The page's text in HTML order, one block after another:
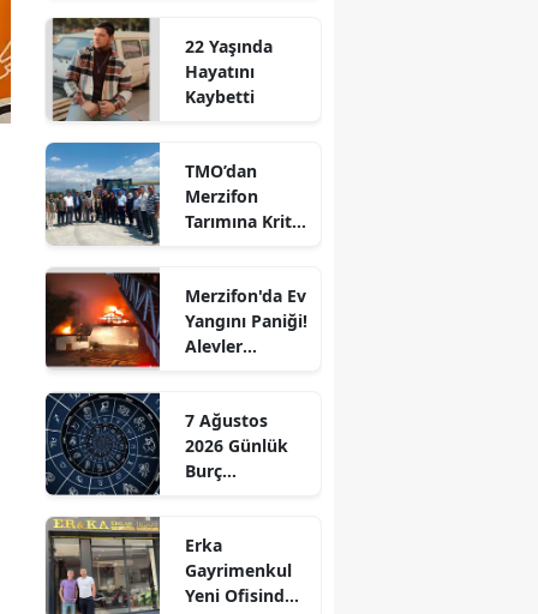
Diyarbakır
Edirne
Erzincan
Eskişehir
Gaziantep
Gümüşhane
Hatay
Isparta
22 Yaşında
Hayatını
Kaybetti
TMO’dan
Merzifon
Tarımına Kritik
Merzifon'da Ev
Yangını Paniği!
Alevler
Alındı
7 Ağustos
2026 Günlük
Burç
Sürprizler,
Parada Yeni
Fırsatlar
Erka
Gayrimenkul
Yeni Ofisinde